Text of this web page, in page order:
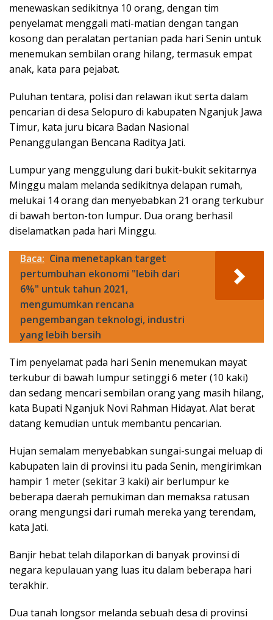
menewaskan sedikitnya 10 orang, dengan tim
penyelamat menggali mati-matian dengan tangan
kosong dan peralatan pertanian pada hari Senin untuk
menemukan sembilan orang hilang, termasuk empat
anak, kata para pejabat.
Puluhan tentara, polisi dan relawan ikut serta dalam
pencarian di desa Selopuro di kabupaten Nganjuk Jawa
Timur, kata juru bicara Badan Nasional
Penanggulangan Bencana Raditya Jati.
Lumpur yang menggulung dari bukit-bukit sekitarnya
Minggu malam melanda sedikitnya delapan rumah,
melukai 14 orang dan menyebabkan 21 orang terkubur
di bawah berton-ton lumpur. Dua orang berhasil
diselamatkan pada hari Minggu.
Baca: Cina menetapkan target
pertumbuhan ekonomi "lebih dari
6%" untuk tahun 2021,
mengumumkan rencana
pengembangan teknologi, industri
yang lebih bersih
Tim penyelamat pada hari Senin menemukan mayat
terkubur di bawah lumpur setinggi 6 meter (10 kaki)
dan sedang mencari sembilan orang yang masih hilang,
kata Bupati Nganjuk Novi Rahman Hidayat. Alat berat
datang kemudian untuk membantu pencarian.
Hujan semalam menyebabkan sungai-sungai meluap di
kabupaten lain di provinsi itu pada Senin, mengirimkan
hampir 1 meter (sekitar 3 kaki) air berlumpur ke
beberapa daerah pemukiman dan memaksa ratusan
orang mengungsi dari rumah mereka yang terendam,
kata Jati.
Banjir hebat telah dilaporkan di banyak provinsi di
negara kepulauan yang luas itu dalam beberapa hari
terakhir.
Dua tanah longsor melanda sebuah desa di provinsi